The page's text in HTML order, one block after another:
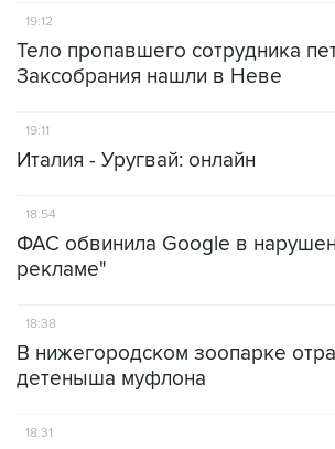
19:12
Тело пропавшего сотрудника
Заксобрания нашли в Неве
19:11
Италия - Уругвай: онлайн
18:54
ФАС обвинила Google в
рекламе"
18:38
В нижегородском зоопарке
детеныша муфлона
18:31